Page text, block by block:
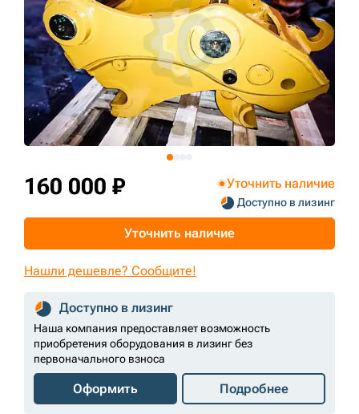
160 000 ₽ Уточнить наличие
Доступно в лизинг
Уточнить наличие
Нашли дешевле? Сообщите!
Доступно в лизинг
Наша компания предоставляет возможность
приобретения оборудования в лизинг без
первоначального взноса
Оформить Подробнее
+7 (499) 394-50-93